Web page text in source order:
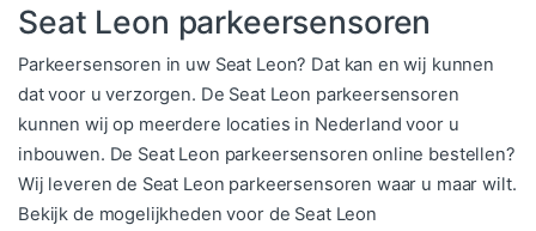
Seat Leon parkeersensoren
Parkeersensoren in uw Seat Leon? Dat kan en wij kunnen
dat voor u verzorgen. De Seat Leon parkeersensoren
kunnen wij op meerdere locaties in Nederland voor u
inbouwen. De Seat Leon parkeersensoren online bestellen?
Wij leveren de Seat Leon parkeersensoren waar u maar wilt.
Bekijk de mogelijkheden voor de Seat Leon